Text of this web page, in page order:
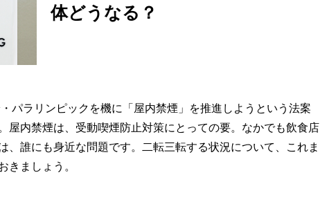
体どうなる？
パラリンピックを機に「屋内禁煙」を推進しようという法案
屋内禁煙は、受動喫煙防止対策にとっての要。なかでも飲食店
、誰にも身近な問題です。二転三転する状況について、これま
きましょう。